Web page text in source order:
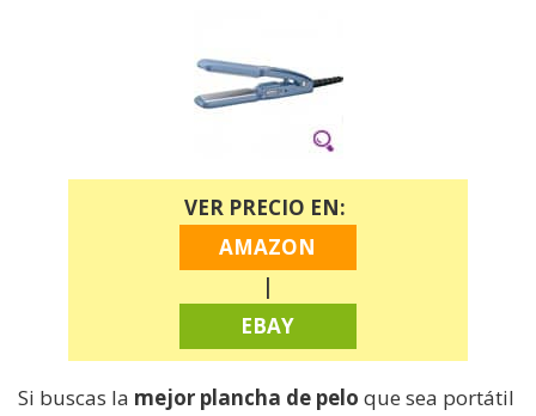
VER PRECIO EN:
AMAZON
|
EBAY
Si buscas la mejor plancha de pelo que sea portátil